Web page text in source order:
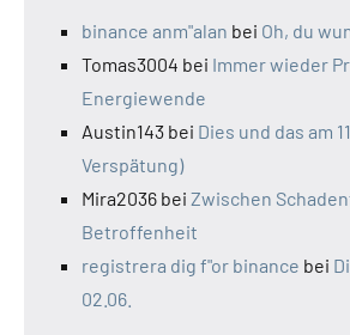
binance anm"alan bei Oh, du
Tomas3004 bei Immer wieder
Energiewende
Austin143 bei Dies und das am
Verspätung)
Mira2036 bei Zwischen
Betroffenheit
registrera dig f"or binance bei
02.06.